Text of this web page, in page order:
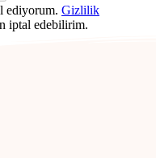
ediyorum. Gizlilik
iptal edebilirim.